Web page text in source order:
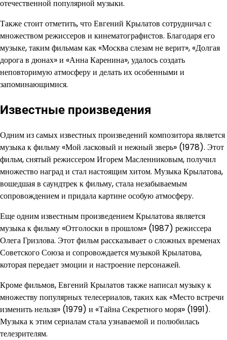
отечественной популярной музыки.
Также стоит отметить, что Евгений Крылатов сотрудничал с
множеством режиссеров и кинематографистов. Благодаря его
музыке, таким фильмам как «Москва слезам не верит», «Долгая
дорога в дюнах» и «Анна Каренина», удалось создать
неповторимую атмосферу и делать их особенными и
запоминающимися.
Известные произведения
Одним из самых известных произведений композитора является
музыка к фильму «Мой ласковый и нежный зверь» (1978). Этот
фильм, снятый режиссером Игорем Масленниковым, получил
множество наград и стал настоящим хитом. Музыка Крылатова,
вошедшая в саундтрек к фильму, стала незабываемым
сопровождением и придала картине особую атмосферу.
Еще одним известным произведением Крылатова является
музыка к фильму «Отголоски в прошлом» (1987) режиссера
Олега Гризлова. Этот фильм рассказывает о сложных временах
Советского Союза и сопровождается музыкой Крылатова,
которая передает эмоции и настроение персонажей.
Кроме фильмов, Евгений Крылатов также написал музыку к
множеству популярных телесериалов, таких как «Место встречи
изменить нельзя» (1979) и «Тайна Секретного моря» (1991).
Музыка к этим сериалам стала узнаваемой и полюбилась
телезрителям.